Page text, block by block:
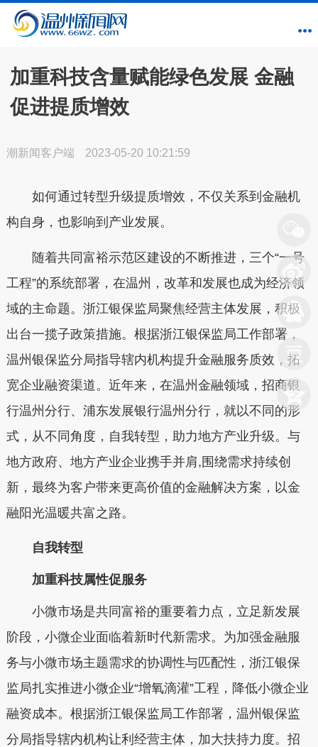
加重科技含量赋能绿色发展 金融
促进提质增效
潮新闻客户端 2023-05-20 10:21:59
如何通过转型升级提质增效，不仅关系到金融机
构自身，也影响到产业发展。
随着共同富裕示范区建设的不断推进，三个“一号
工程”的系统部署，在温州，改革和发展也成为经济领
域的主命题。浙江银保监局聚焦经营主体发展，积极
出台一揽子政策措施。根据浙江银保监局工作部署，
温州银保监分局指导辖内机构提升金融服务质效，拓
宽企业融资渠道。近年来，在温州金融领域，招商银
行温州分行、浦东发展银行温州分行，就以不同的形
式，从不同角度，自我转型，助力地方产业升级。与
地方政府、地方产业企业携手并肩,围绕需求持续创
新，最终为客户带来更高价值的金融解决方案，以金
融阳光温暖共富之路。
自我转型
加重科技属性促服务
小微市场是共同富裕的重要着力点，立足新发展
阶段，小微企业面临着新时代新需求。为加强金融服
务与小微市场主题需求的协调性与匹配性，浙江银保
监局扎实推进小微企业“增氧滴灌”工程，降低小微企业
融资成本。根据浙江银保监局工作部署，温州银保监
分局指导辖内机构让利经营主体，加大扶持力度。招